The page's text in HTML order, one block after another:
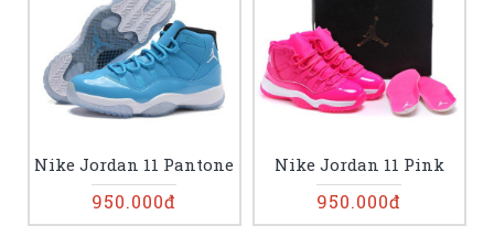
Nike Jordan 11 Pantone
950.000đ
Nike Jordan 11 Pink
950.000đ